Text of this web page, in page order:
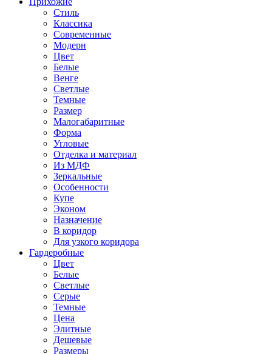
Стиль
Классика
Современные
Модерн
Цвет
Белые
Венге
Светлые
Темные
Размер
Малогабаритные
Форма
Угловые
Отделка и материал
Из МДФ
Зеркальные
Особенности
Купе
Эконом
Назначение
В коридор
Для узкого коридора
Гардеробные
Цвет
Белые
Светлые
Серые
Темные
Цена
Элитные
Дешевые
Размеры